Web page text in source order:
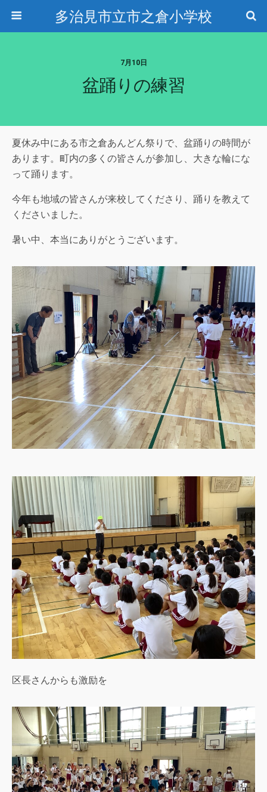
多治見市立市之倉小学校
7月10日
盆踊りの練習
夏休み中にある市之倉あんどん祭りで、盆踊りの時間が
あります。町内の多くの皆さんが参加し、大きな輪にな
って踊ります。
今年も地域の皆さんが来校してくださり、踊りを教えて
くださいました。
暑い中、本当にありがとうございます。
区長さんからも激励を